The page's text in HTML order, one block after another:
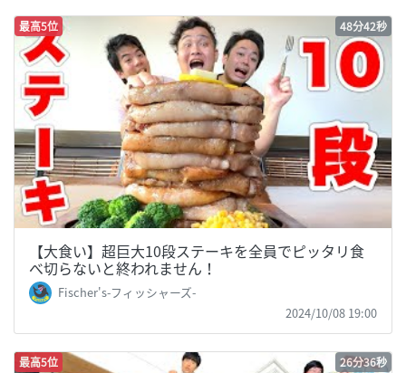
最高5位 48分42秒
【大食い】超巨大10段ステーキを全員でピッタリ食
べ切らないと終われません！
Fischer's-フィッシャーズ-
2024/10/08 19:00
最高5位 26分36秒